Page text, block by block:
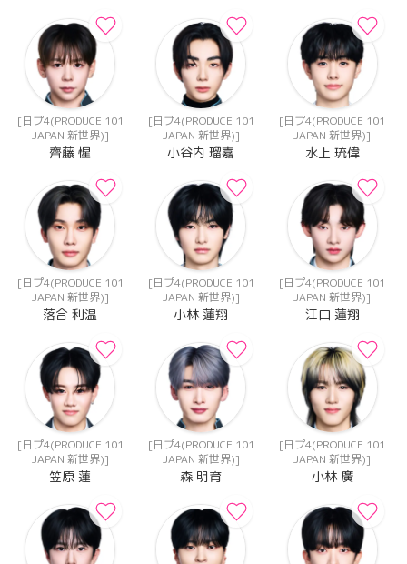
[日プ4(PRODUCE 101
JAPAN 新世界)]
齊藤 惺
[日プ4(PRODUCE 101
JAPAN 新世界)]
小谷内 瑠嘉
[日プ4(PRODUCE 101
JAPAN 新世界)]
水上 琉偉
[日プ4(PRODUCE 101
JAPAN 新世界)]
落合 利温
[日プ4(PRODUCE 101
JAPAN 新世界)]
小林 蓮翔
[日プ4(PRODUCE 101
JAPAN 新世界)]
江口 蓮翔
[日プ4(PRODUCE 101
JAPAN 新世界)]
笠原 蓮
[日プ4(PRODUCE 101
JAPAN 新世界)]
森 明育
[日プ4(PRODUCE 101
JAPAN 新世界)]
小林 廣